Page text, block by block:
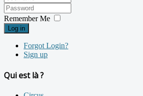
Remember Me
Log in
Forgot Login?
Sign up
Qui est là ?